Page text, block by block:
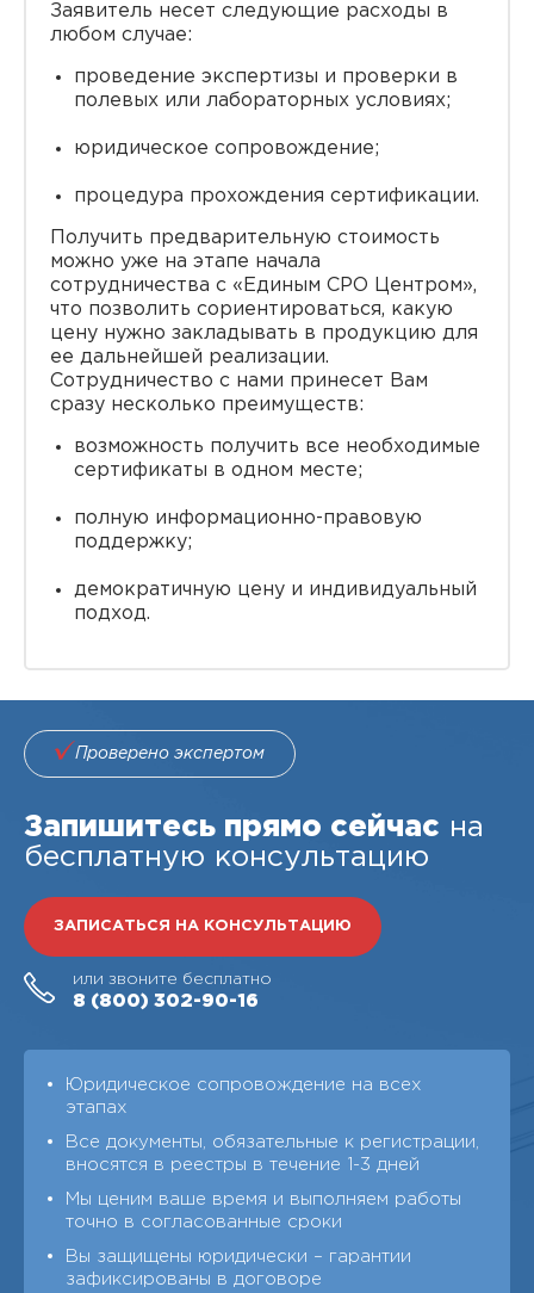
Заявитель несет следующие расходы в
любом случае:
проведение экспертизы и проверки в
полевых или лабораторных условиях;
юридическое сопровождение;
процедура прохождения сертификации.
Получить предварительную стоимость
можно уже на этапе начала
сотрудничества с «Единым СРО Центром»,
что позволить сориентироваться, какую
цену нужно закладывать в продукцию для
ее дальнейшей реализации.
Сотрудничество с нами принесет Вам
сразу несколько преимуществ:
возможность получить все необходимые
сертификаты в одном месте;
полную информационно-правовую
поддержку;
демократичную цену и индивидуальный
подход.
Проверено экспертом
Запишитесь прямо сейчас на
бесплатную консультацию
ЗАПИСАТЬСЯ НА КОНСУЛЬТАЦИЮ
или звоните бесплатно
8 (800) 302-90-16
Юридическое сопровождение на всех
этапах
Все документы, обязательные к регистрации,
вносятся в реестры в течение 1-3 дней
Мы ценим ваше время и выполняем работы
точно в согласованные сроки
Вы защищены юридически – гарантии
зафиксированы в договоре